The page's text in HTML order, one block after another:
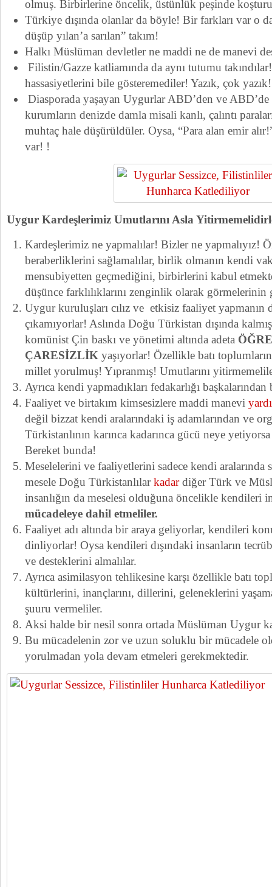
olmuş. Birbirlerine öncelik, üstünlük peşinde
Türkiye dışında olanlar da böyle! Bir farkları var o
düşüp yılan’a sarılan” takım!
Halkı Müslüman devletler ne maddi ne de manevi
Filistin/Gazze katliamında da aynı tutumu
hassasiyetlerini bile gösteremediler! Yazık, çok yazık!
Diasporada yaşayan Uygurlar ABD’den ve
kurumların denizde damla misali kanlı, çalıntı
muhtaç hale düşürüldüler. Oysa, “Para alan emir
var! !
Uygur Kardeşlerimiz Umutlarını Asla
Kardeşlerimiz ne yapmalılar! Bizler ne yapmalıyız!
beraberliklerini sağlamalılar, birlik olmanın kendi
mensubiyetten geçmediğini, birbirlerini kabul
düşünce farklılıklarını zenginlik olarak
Uygur kuruluşları cılız ve etkisiz faaliyet yapmanın
çıkamıyorlar! Aslında Doğu Türkistan dışında
komünist Çin baskı ve yönetimi altında adeta
ÇARESİZLİK yaşıyorlar! Özellikle batı
millet yorulmuş! Yıpranmış! Umutlarını
Ayrıca kendi yapmadıkları fedakarlığı
Faaliyet ve birtakım kimsesizlere maddi manevi
değil bizzat kendi aralarındaki iş adamlarından ve
Türkistanlının karınca kadarınca gücü neye
Bereket bunda!
Meselelerini ve faaliyetlerini sadece kendi aralarında
mesele Doğu Türkistanlılarkadardiğer Türk ve
insanlığın da meselesi olduğuna öncelikle kendileri
mücadeleye dahil etmeliler.
Faaliyet adı altında bir araya geliyorlar, kendileri
dinliyorlar! Oysa kendileri dışındaki insanların
ve desteklerini almalılar.
Ayrıca asimilasyon tehlikesine karşı özellikle batı
kültürlerini, inançlarını, dillerini, geleneklerini
şuuru vermeliler.
Aksi halde bir nesil sonra ortada Müslüman Uygur
Bu mücadelenin zor ve uzun soluklu bir mücadele
yorulmadan yola devam etmeleri gerekmektedir.